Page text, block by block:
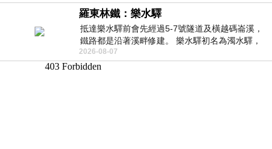
羅東林鐵：樂水驛
抵達樂水驛前會先經過5-7號隧道及橫越碼崙溪，
鐵路都是沿著溪畔修建。 樂水驛初名為濁水驛，
但因與臺鐵集集線車站同名，於1953
2026-08-07